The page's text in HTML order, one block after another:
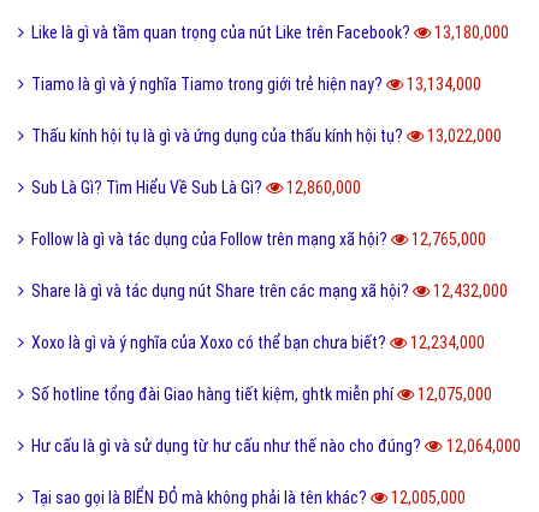
Like là gì và tầm quan trọng của nút Like trên Facebook? 13,180,000
Tiamo là gì và ý nghĩa Tiamo trong giới trẻ hiện nay? 13,134,000
Thấu kính hội tụ là gì và ứng dụng của thấu kính hội tụ? 13,022,000
Sub Là Gì? Tìm Hiểu Về Sub Là Gì? 12,860,000
Follow là gì và tác dụng của Follow trên mạng xã hội? 12,765,000
Share là gì và tác dụng nút Share trên các mạng xã hội? 12,432,000
Xoxo là gì và ý nghĩa của Xoxo có thể bạn chưa biết? 12,234,000
Số hotline tổng đài Giao hàng tiết kiệm, ghtk miễn phí 12,075,000
Hư cấu là gì và sử dụng từ hư cấu như thế nào cho đúng? 12,064,000
Tại sao gọi là BIỂN ĐỎ mà không phải là tên khác? 12,005,000